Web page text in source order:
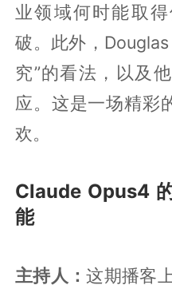
业领域何时能取
破。此外，
究”的看法，以及
应。这是一场精彩
欢。
Claude Opus4
能
主持人：这期播客